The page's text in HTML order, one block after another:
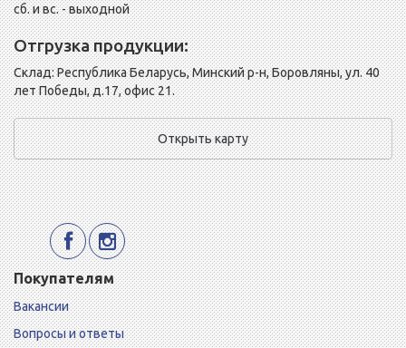
сб. и вс. - выходной
Отгрузка продукции:
Склад: Республика Беларусь, Минский р-н, Боровляны, ул. 40
лет Победы, д.17, офис 21.
Открыть карту
Покупателям
Вакансии
Вопросы и ответы